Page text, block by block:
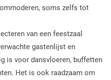
soms zelfs tot
van een feestzaal
gastenlijst en
is voor dansvloeren, buffetten
Het is ook raadzaam om